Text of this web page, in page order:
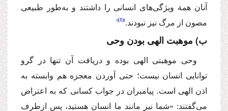
آنان همة ویژگی‌های انسانی را داشتند و به‌طور طبیعی
مصون از مرگ نیز نبودند. (1)
ب) موهبت الهی بودن وحی
وحی موهبتی الهی بوده و دریافت آن تنها در گرو
توانایی انسان نیست؛ حتی آوردن معجزه هم وابسته به
اذن الهی است. پیامبران در جواب كسانی كه به اعتراض
می‌گفتند: «شما نیز مانند ما انسان هستید، پس ازطرف